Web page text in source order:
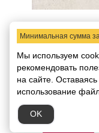
DWL03050
Downtown Ivory
Lapp.Rett. 30х60
Код товара:8130
Размер:30х60
6 штук/
5464.98 руб.
Минимальная сумма
Мы используем
рекомендовать
на сайте.
использование
OK